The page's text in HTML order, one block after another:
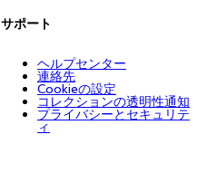
サポート
ヘルプセンター
連絡先
Cookieの設定
コレクションの透明性通知
プライバシーとセキュリテ
ィ